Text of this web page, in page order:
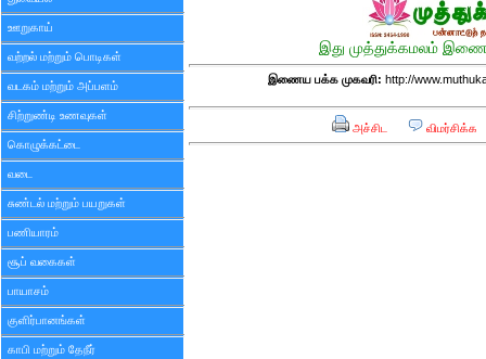
ஊறுகாய்
வற்றல் மற்றும் பொடிகள்
வடகம் மற்றும் அப்பளம்
சிற்றுண்டி உணவுகள்
கொழுக்கட்டை
வடை
சுண்டல் மற்றும் பயறுகள்
பணியாரம்
சூப் வகைகள்
பாயாசம்
குளிர்பானங்கள்
காபி மற்றும் தேநீர்
இது முத்துக்கமலம்
இணைய பக்க முகவரி: http://
அச்சிட விமர்சிக்க